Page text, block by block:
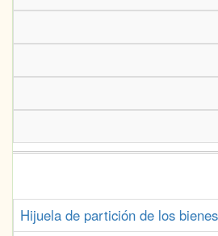
Hijuela de partición de los